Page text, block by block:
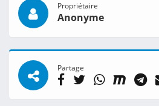
Propriétaire
Anonyme
Partage